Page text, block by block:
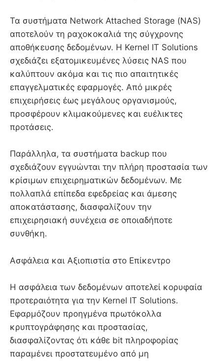
Τα συστήματα Network Attached Storage (NAS)
αποτελούν τη ραχοκοκαλιά της σύγχρονης
αποθήκευσης δεδομένων. Η Kernel IT Solutions
σχεδιάζει εξατομικευμένες λύσεις NAS που
καλύπτουν ακόμα και τις πιο απαιτητικές
επαγγελματικές εφαρμογές. Από μικρές
επιχειρήσεις έως μεγάλους οργανισμούς,
προσφέρουν κλιμακούμενες και ευέλικτες
προτάσεις.
Παράλληλα, τα συστήματα backup που
σχεδιάζουν εγγυώνται την πλήρη προστασία των
κρίσιμων επιχειρηματικών δεδομένων. Με
πολλαπλά επίπεδα εφεδρείας και άμεσης
αποκατάστασης, διασφαλίζουν την
επιχειρησιακή συνέχεια σε οποιαδήποτε
συνθήκη.
Ασφάλεια και Αξιοπιστία στο Επίκεντρο
Η ασφάλεια των δεδομένων αποτελεί κορυφαία
προτεραιότητα για την Kernel IT Solutions.
Εφαρμόζουν προηγμένα πρωτόκολλα
κρυπτογράφησης και προστασίας,
διασφαλίζοντας ότι κάθε bit πληροφορίας
παραμένει προστατευμένο από μη